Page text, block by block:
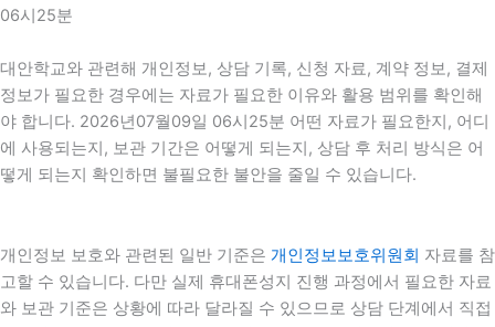
06시25분
대안학교와 관련해 개인정보, 상담 기록, 신청 자료, 계약 정보, 결제
정보가 필요한 경우에는 자료가 필요한 이유와 활용 범위를 확인해
야 합니다. 2026년07월09일 06시25분 어떤 자료가 필요한지, 어디
에 사용되는지, 보관 기간은 어떻게 되는지, 상담 후 처리 방식은 어
떻게 되는지 확인하면 불필요한 불안을 줄일 수 있습니다.
개인정보 보호와 관련된 일반 기준은 개인정보보호위원회 자료를 참
고할 수 있습니다. 다만 실제 휴대폰성지 진행 과정에서 필요한 자료
와 보관 기준은 상황에 따라 달라질 수 있으므로 상담 단계에서 직접